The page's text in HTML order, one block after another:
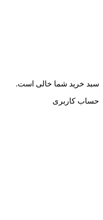
سبد خرید شما خالی است.
حساب کاربری